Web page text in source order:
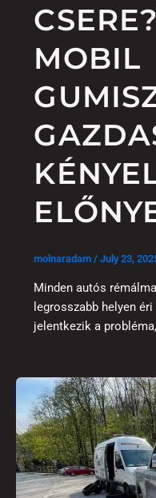
MOBIL
molnaradam/July 23,
Minden autós
legrosszabb helyen
jelentkezik a